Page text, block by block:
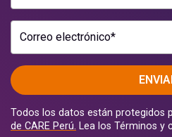
Correo electrónico*
Todos los datos están protegidos
de CARE Perú. Lea los Términos y